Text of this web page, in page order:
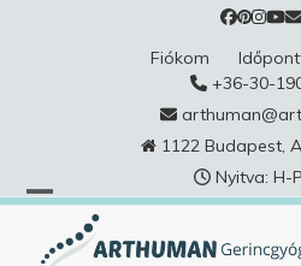
Fiókom
+36-30-
1122 Budapest,
Nyitva: H-